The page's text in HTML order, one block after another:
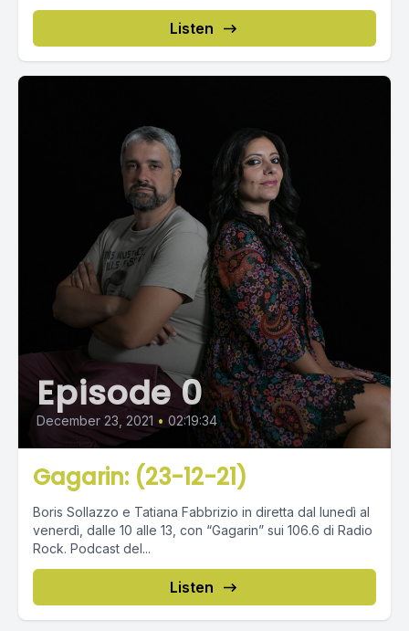
Listen
Episode 0
December 23, 2021 • 02:19:34
Gagarin: (23-12-21)
Boris Sollazzo e Tatiana Fabbrizio in diretta dal lunedì al
venerdì, dalle 10 alle 13, con “Gagarin” sui 106.6 di Radio
Rock. Podcast del...
Listen